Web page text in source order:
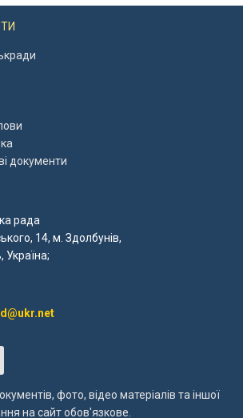
документи
рада
14, м. Здолбунів,
Україна;
фото, відео матеріалів та іншої
на сайт обов'язкове.